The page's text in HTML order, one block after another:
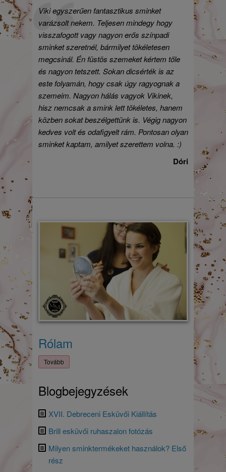
Viki egyszerűen fantasztikus sminket
varázsolt nekem. Teljesen mindegy hogy
visszafogott vagy nagyon erős színpadi
sminket szeretnél, bármilyet tökéletesen
megcsinál. Én füstös szemeket kértem tőle
és nagyon tetszett. Sokan dicsérték is az
este folyamán, hogy csak úgy ragyognak a
szemeim. Nagyon hálás vagyok Vikinek,
hisz nemcsak a smink lett tökéletes, hanem
közben sokat beszélgettünk is. Végig nagyon
kedves volt és odafigyelt rám. Pontosan olyan
sminket kaptam, amilyet szerettem volna. :)
Dóri
Rólam
Tovább
Blogbejegyzések
XVII. Debreceni Esküvői Kiállítás
Brill esküvői ruhaszalon fotózás
Milyen sminktermékeket használok? Első
rész